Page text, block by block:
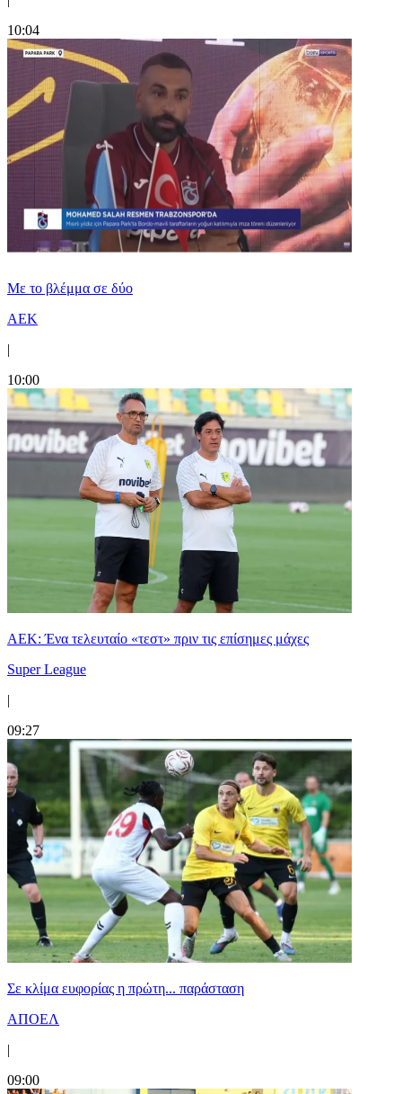
10:04
Με το βλέμμα σε δύο
ΑΕΚ
|
10:00
ΑΕΚ: Ένα τελευταίο «τεστ» πριν τις επίσημες μάχες
Super League
|
09:27
Σε κλίμα ευφορίας η πρώτη... παράσταση
ΑΠΟΕΛ
|
09:00